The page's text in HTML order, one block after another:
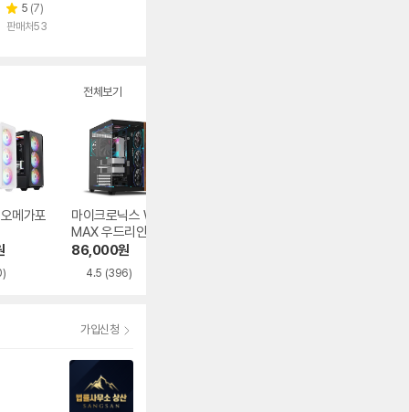
별
점
5 리
뷰
(7)
판매처53
전체보기
메가포
마이크로닉스 WIZ
MAX 우드리안 MA
X
86,000원
4.5 (396)
가입신청